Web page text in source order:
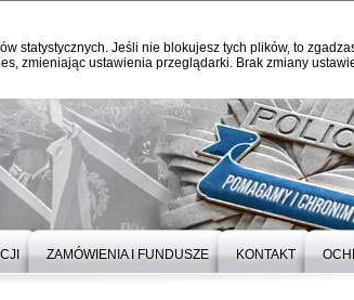
statystycznych. Jeśli nie blokujesz tych plików, to
zmieniając ustawienia przeglądarki. Brak zmiany
ZAMÓWIENIA I FUNDUSZE KONTAKT